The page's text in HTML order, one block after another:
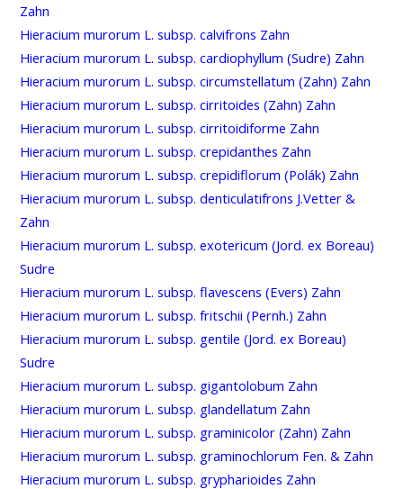
Zahn
Hieracium murorum L. subsp. calvifrons Zahn
Hieracium murorum L. subsp. cardiophyllum (Sudre) Zahn
Hieracium murorum L. subsp. circumstellatum (Zahn) Zahn
Hieracium murorum L. subsp. cirritoides (Zahn) Zahn
Hieracium murorum L. subsp. cirritoidiforme Zahn
Hieracium murorum L. subsp. crepidanthes Zahn
Hieracium murorum L. subsp. crepidiflorum (Polák) Zahn
Hieracium murorum L. subsp. denticulatifrons J.Vetter &
Zahn
Hieracium murorum L. subsp. exotericum (Jord. ex Boreau)
Sudre
Hieracium murorum L. subsp. flavescens (Evers) Zahn
Hieracium murorum L. subsp. fritschii (Pernh.) Zahn
Hieracium murorum L. subsp. gentile (Jord. ex Boreau)
Sudre
Hieracium murorum L. subsp. gigantolobum Zahn
Hieracium murorum L. subsp. glandellatum Zahn
Hieracium murorum L. subsp. graminicolor (Zahn) Zahn
Hieracium murorum L. subsp. graminochlorum Fen. & Zahn
Hieracium murorum L. subsp. grypharioides Zahn